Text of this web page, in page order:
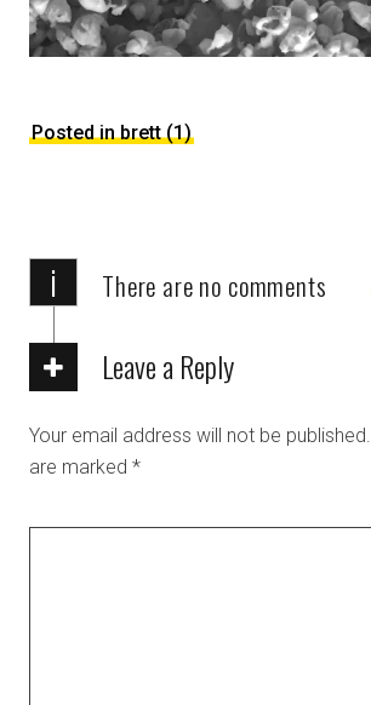
Posted in brett (1)
i There are no comments
Leave a Reply
Your email address will not be published.
are marked *